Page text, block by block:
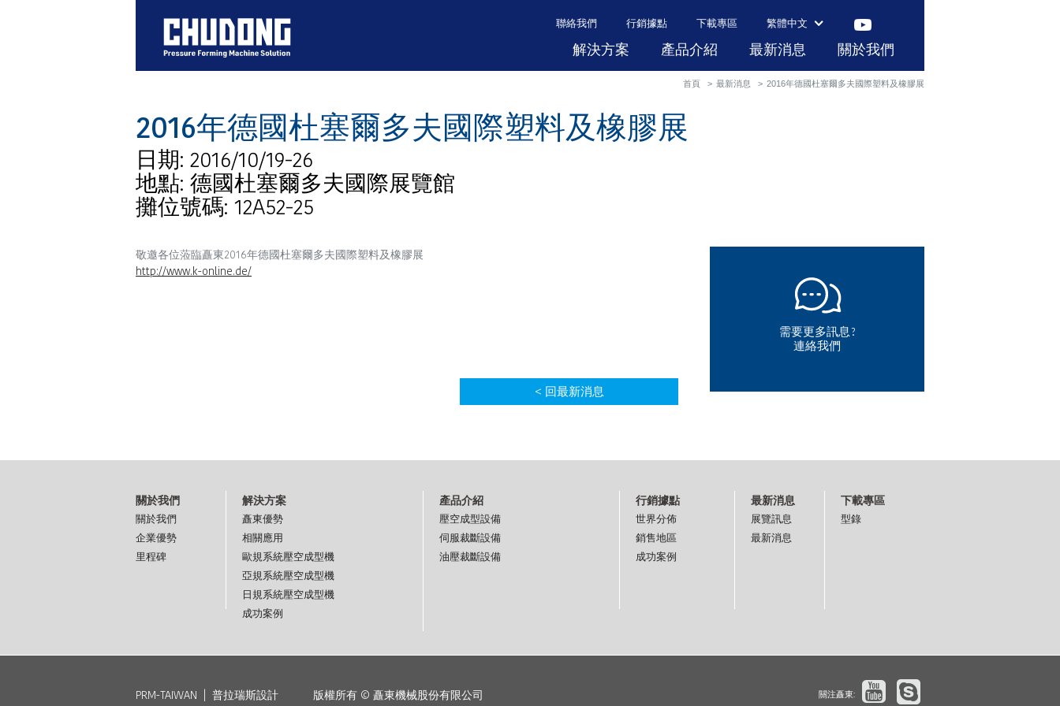
繁體中文
下載專區
行銷據點
聯絡我們
關於我們
最新消息
產品介紹
解決方案
首頁 最新消息 2016年德國杜塞爾多夫國際塑料及橡膠展
2016年德國杜塞爾多夫國際塑料及橡膠展
日期: 2016/10/19-26
地點: 德國杜塞爾多夫國際展覽館
攤位號碼: 12A52-25
敬邀各位蒞臨矗東2016年德國杜塞爾多夫國際塑料及橡膠展
http://www.k-online.de/
< 回最新消息
需要更多訊息?
連絡我們
關於我們
關於我們
企業優勢
里程碑
解決方案
矗東優勢
相關應用
歐規系統壓空成型機
亞規系統壓空成型機
日規系統壓空成型機
成功案例
產品介紹
壓空成型設備
伺服裁斷設備
油壓裁斷設備
行銷據點
世界分佈
銷售地區
成功案例
最新消息
展覽訊息
最新消息
下載專區
型錄
PRM-TAIWAN | 普拉瑞斯設計 版權所有 © 矗東機械股份有限公司 關注矗東: